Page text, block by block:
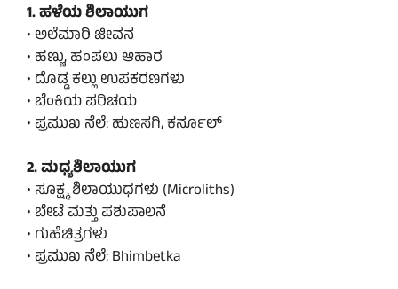
1. ಹಳೆಯ ಶಿಲಾಯುಗ
• ಅಲೆಮಾರಿ ಜೀವನ
• ಹಣ್ಣು, ಹಂಪಲು ಆಹಾರ
• ದೊಡ್ಡ ಕಲ್ಲು ಉಪಕರಣಗಳು
• ಬೆಂಕಿಯ ಪರಿಚಯ
• ಪ್ರಮುಖ ನೆಲೆ: ಹುಣಸಗಿ, ಕರ್ನೂಲ್
2. ಮಧ್ಯಶಿಲಾಯುಗ
• ಸೂಕ್ಷ್ಮ ಶಿಲಾಯುಧಗಳು (Microliths)
• ಬೇಟೆ ಮತ್ತು ಪಶುಪಾಲನೆ
• ಗುಹೆಚಿತ್ರಗಳು
• ಪ್ರಮುಖ ನೆಲೆ: Bhimbetka